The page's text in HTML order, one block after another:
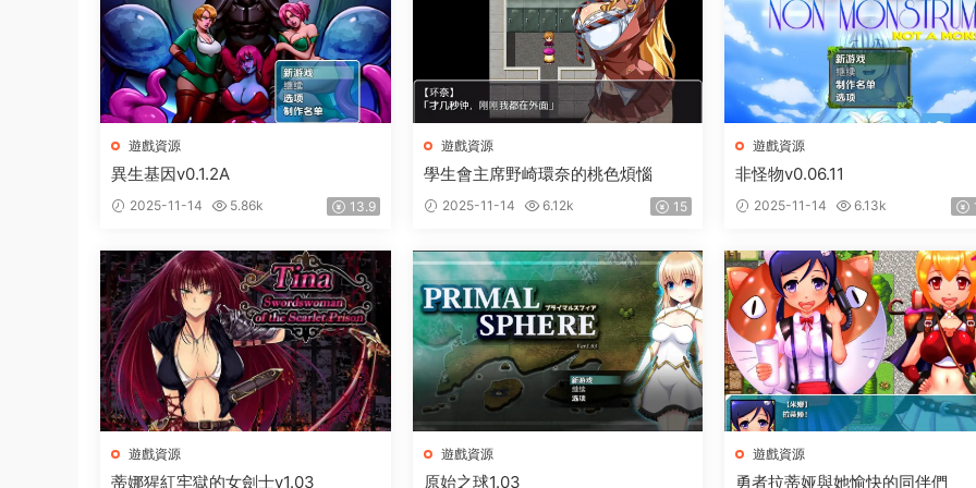
遊戲資源
異生基因v0.1.2A
2025-11-14 5.86k 13.9
遊戲資源
學生會主席野崎環奈的桃色煩惱
2025-11-14 6.12k 15
遊戲資源
非怪物v0.06.11
2025-11-14 6.13k
遊戲資源
蒂娜猩紅牢獄的女劍士v1.03
遊戲資源
原始之球1.03
遊戲資源
勇者拉蒂娅與她愉快的同伴們